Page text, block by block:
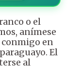
o el
anímese
conmigo en
El
al